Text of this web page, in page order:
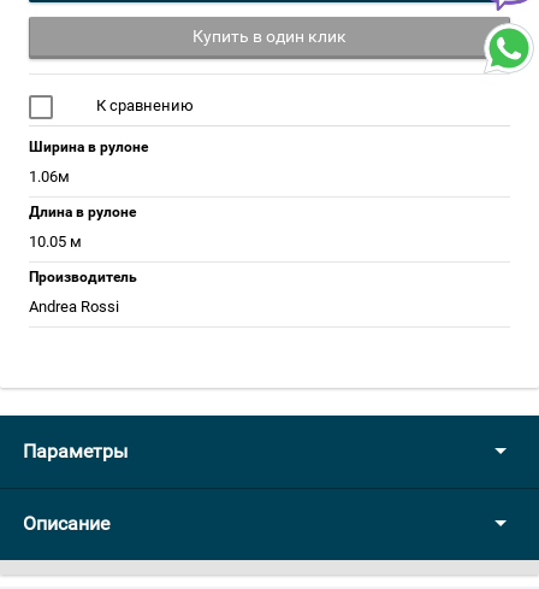
Купить в один клик
К сравнению
Ширина в рулоне
1.06м
Длина в рулоне
10.05 м
Производитель
Andrea Rossi
Параметры
Описание